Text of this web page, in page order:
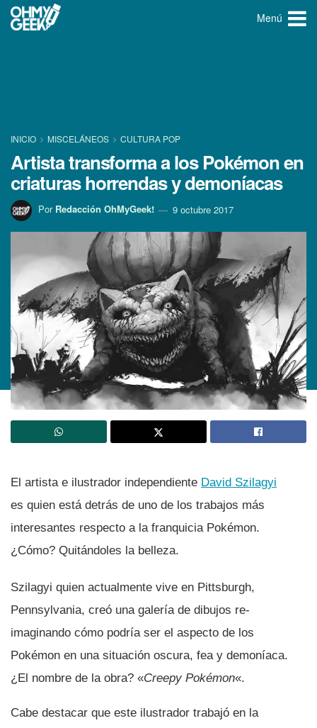
Menú
INICIO MISCELÁNEOS CULTURA POP
Artista transforma a los Pokémon en
criaturas horrendas y demoní­acas
Por Redacción OhMyGeek! 9 octubre 2017
El artista e ilustrador independiente David Szilagyi
es quien está detrás de uno de los trabajos más
interesantes respecto a la franquicia Pokémon.
¿Cómo? Quitándoles la belleza.
Szilagyi quien actualmente vive en Pittsburgh,
Pennsylvania, creó una galerí­a de dibujos re-
imaginando cómo podrí­a ser el aspecto de los
Pokémon en una situación oscura, fea y demoní­aca.
¿El nombre de la obra? «Creepy Pokémon«.
Cabe destacar que este ilustrador trabajó en la